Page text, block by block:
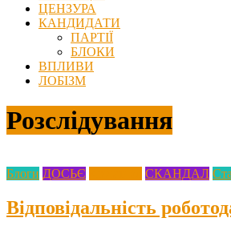
ЦЕНЗУРА
КАНДИДАТИ
ПАРТІЇ
БЛОКИ
ВПЛИВИ
ЛОБІЗМ
Розслідування
Блоги ДОСЬЄ СКАНДАЛ
Відповідальність